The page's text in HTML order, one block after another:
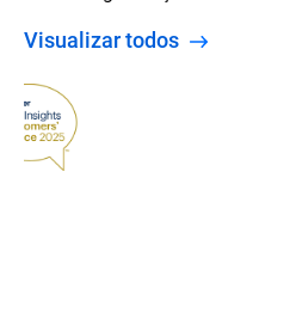
Visualizar todos